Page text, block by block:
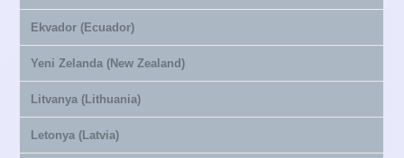
Ekvador (Ecuador)
Yeni Zelanda (New Zealand)
Litvanya (Lithuania)
Letonya (Latvia)